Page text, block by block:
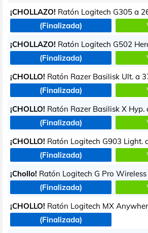
¡CHOLLAZO! Ratón Logitech G305 a
(Finalizada)
¡CHOLLAZO! Ratón Logitech G502
(Finalizada)
¡CHOLLO! Ratón Razer Basilisk Ult. a
(Finalizada)
¡CHOLLO! Ratón Razer Basilisk X Hyp.
(Finalizada)
¡CHOLLO! Ratón Logitech G903 Light.
(Finalizada)
¡Chollo! Ratón Logitech G Pro Wireless
(Finalizada)
¡CHOLLO! Ratón Logitech MX
(Finalizada)